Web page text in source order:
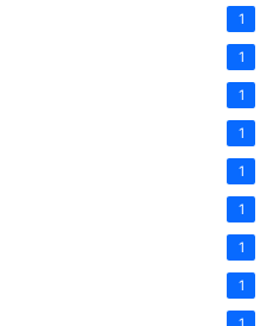
1
1
1
1
1
1
1
1